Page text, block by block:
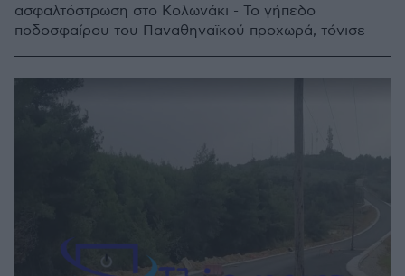
ασφαλτόστρωση στο Κολωνάκι - Το γήπεδο
ποδοσφαίρου του Παναθηναϊκού προχωρά, τόνισε